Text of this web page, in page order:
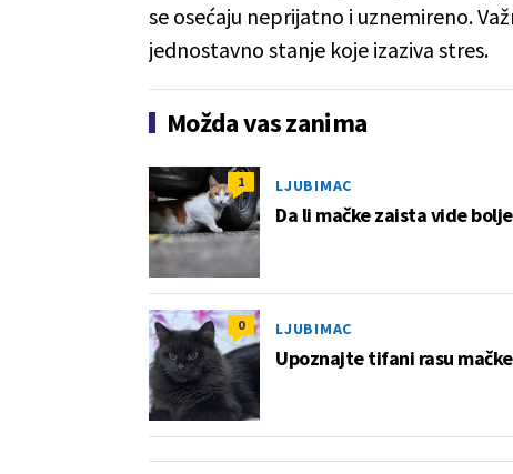
se osećaju neprijatno i uznemireno.
jednostavno stanje koje izaziva stres.
Možda vas zanima
1 LJUBIMAC
Da li mačke zaista vide
0 LJUBIMAC
Upoznajte tifani rasu